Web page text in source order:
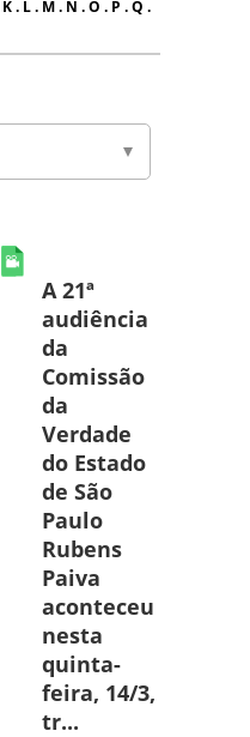
K. L. M. N .O . P .Q .
A 21ª
audiência
da
Comissão
da
Verdade
do Estado
de São
Paulo
Rubens
Paiva
aconteceu
nesta
quinta-
feira, 14/3,
tr...